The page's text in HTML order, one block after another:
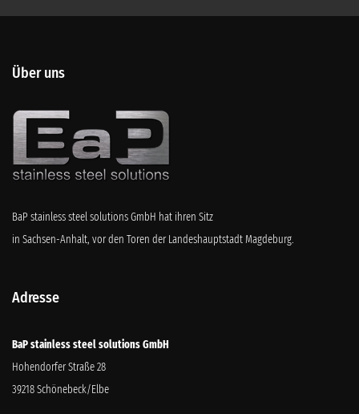
Über uns
BaP stainless steel solutions GmbH hat ihren Sitz
in Sachsen-Anhalt, vor den Toren der Landeshauptstadt Magdeburg.
Adresse
BaP stainless steel solutions GmbH
Hohendorfer Straße 28
39218 Schönebeck/Elbe